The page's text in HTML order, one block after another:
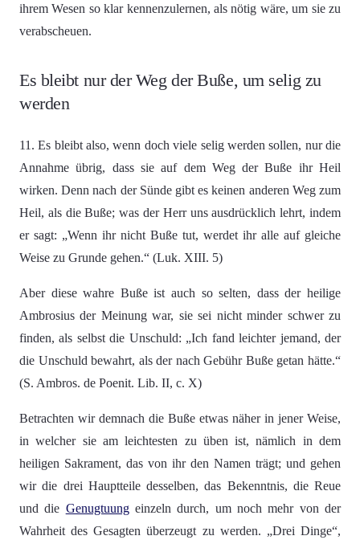
ihrem Wesen so klar kennenzulernen, als nötig wäre, um sie zu
verabscheuen.
Es bleibt nur der Weg der Buße, um selig zu
werden
11. Es bleibt also, wenn doch viele selig werden sollen, nur die
Annahme übrig, dass sie auf dem Weg der Buße ihr Heil
wirken. Denn nach der Sünde gibt es keinen anderen Weg zum
Heil, als die Buße; was der Herr uns ausdrücklich lehrt, indem
er sagt: „Wenn ihr nicht Buße tut, werdet ihr alle auf gleiche
Weise zu Grunde gehen.“ (Luk. XIII. 5)
Aber diese wahre Buße ist auch so selten, dass der heilige
Ambrosius der Meinung war, sie sei nicht minder schwer zu
finden, als selbst die Unschuld: „Ich fand leichter jemand, der
die Unschuld bewahrt, als der nach Gebühr Buße getan hätte.“
(S. Ambros. de Poenit. Lib. II, c. X)
Betrachten wir demnach die Buße etwas näher in jener Weise,
in welcher sie am leichtesten zu üben ist, nämlich in dem
heiligen Sakrament, das von ihr den Namen trägt; und gehen
wir die drei Hauptteile desselben, das Bekenntnis, die Reue
und die Genugtuungeinzeln durch, um noch mehr von der
Wahrheit des Gesagten überzeugt zu werden. „Drei Dinge“,